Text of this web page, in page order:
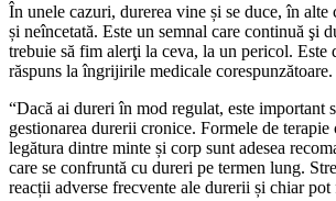
În unele cazuri, durerea vine și se duce, în alte
și neîncetată. Este un semnal care continuă şi
trebuie să fim alerţi la ceva, la un pericol. Este
răspuns la îngrijirile medicale corespunzătoare.
“Dacă ai dureri în mod regulat, este important
gestionarea durerii cronice. Formele de terapie
legătura dintre minte și corp sunt adesea
care se confruntă cu dureri pe termen lung.
reacții adverse frecvente ale durerii și chiar pot